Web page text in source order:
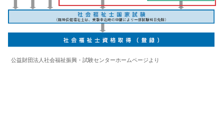
公益財団法人社会福祉振興・試験センターホームページより